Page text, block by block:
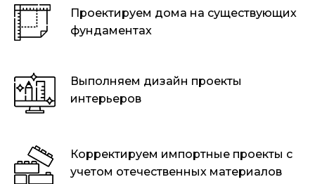
Проектируем дома на существующих
фундаментах
Выполняем дизайн проекты
интерьеров
Корректируем импортные проекты c
учетом отечественных материалов